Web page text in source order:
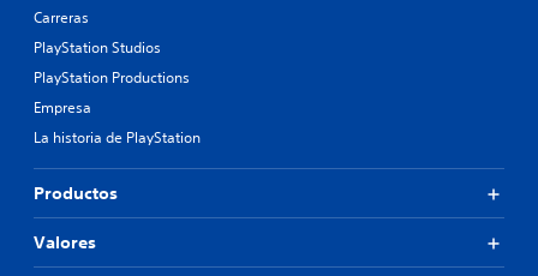
Carreras
PlayStation Studios
PlayStation Productions
Empresa
La historia de PlayStation
Productos
Valores